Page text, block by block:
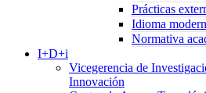
Prácticas
Idioma
Normativa
I+D+i
Vicegerencia de
Innovación